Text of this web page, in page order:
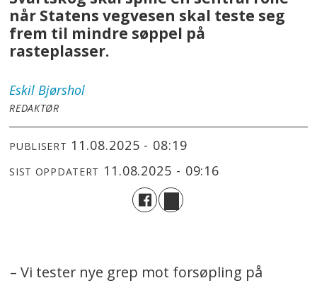
når Statens vegvesen skal teste seg
frem til mindre søppel på
rasteplasser.
Eskil Bjørshol
REDAKTØR
PUBLISERT 11.08.2025 - 08:19
SIST OPPDATERT 11.08.2025 - 09:16
– Vi tester nye grep mot forsøpling på